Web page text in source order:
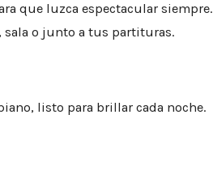
que luzca espectacular siempre.
sala o junto a tus partituras.
listo para brillar cada noche.